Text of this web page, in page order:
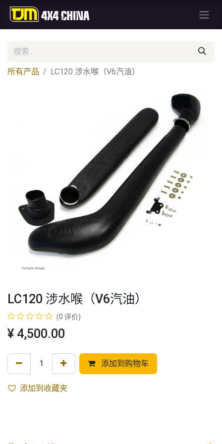
所有产品 LC120 涉水喉（V6汽油）
LC120 涉水喉（V6汽油）
(0 评价)
¥ 4,500.00
添加到购物车
添加到收藏夹